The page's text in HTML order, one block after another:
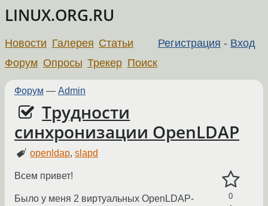
LINUX.ORG.RU
Регистрация - Вход
Новости Галерея Статьи
Форум Опросы Трекер Поиск
Форум — Admin
Трудности
синхронизации OpenLDAP
openldap,slapd
0
Всем привет!
Было у меня 2 виртуальных OpenLDAP-